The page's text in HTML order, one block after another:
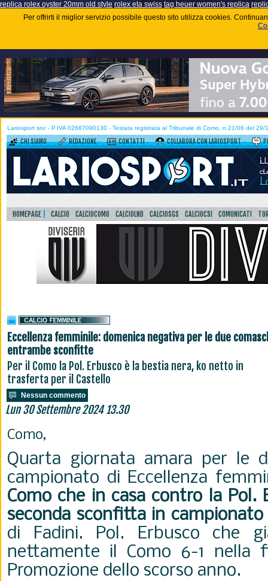
replica rolex oyster 20mm old style rolex eta swiss tag heuer women's replica
Per offrirti il miglior servizio possibile questo sito utilizza cookies.
Lariosport snc - P.IVA 02687090130 - Testata registrata al Tribunale di Como, n.21/06 del 29/
CHI SIAMO REDAZIONE CONTATTI COLLABORA CON LARIOSPORT
HOMEPAGE CALCIO CALCIOCOMO CALCIOLND CALCIOSGS CALCIOCSI COMUNICATI
Eccellenza femminile: domenica negativa per le due
entrambe sconfitte
Per il Como la Pol. Erbusco è la bestia nera, ko netto in
trasferta per il Castello
Nessun commento
Lun 30 Settembre 2024 13.30
Como,
Quarta giornata amara per le
campionato di Eccellenza
Como che in casa contro la Pol.
seconda sconfitta in campionato
di Fadini. Pol. Erbusco che
nettamente il Como 6-1 nella
Promozione dello scorso anno.